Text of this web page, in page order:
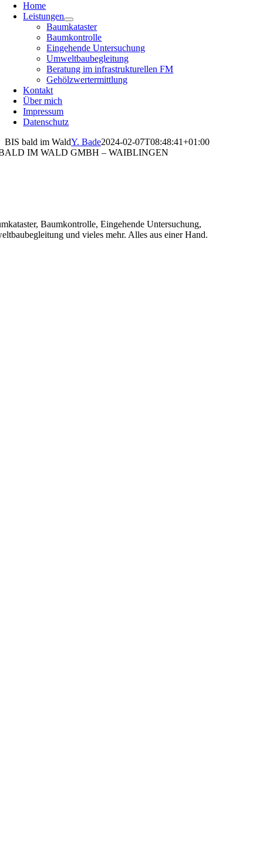
Home
Leistungen
Baumkataster
Baumkontrolle
Eingehende Untersuchung
Umweltbaubegleitung
Beratung im infrastrukturellen FM
Gehölzwertermittlung
Kontakt
Über mich
Impressum
Datenschutz
BIS bald im WaldY. Bade2024-02-07T08:48:41+01:00
IM WALD GMBH – WAIBLINGEN
Baumkontrolle, Eingehende Untersuchung,
und vieles mehr. Alles aus einer Hand.